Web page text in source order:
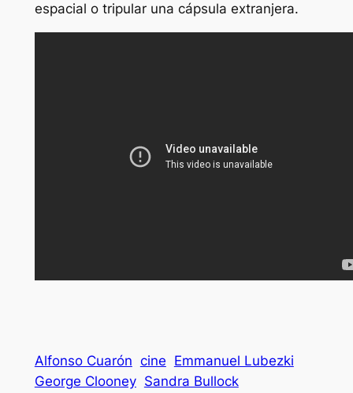
espacial o tripular una cápsula extranjera.
Alfonso Cuarón cine Emmanuel Lubezki
George Clooney Sandra Bullock